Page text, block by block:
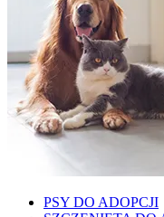
PSY DO ADOPCJI